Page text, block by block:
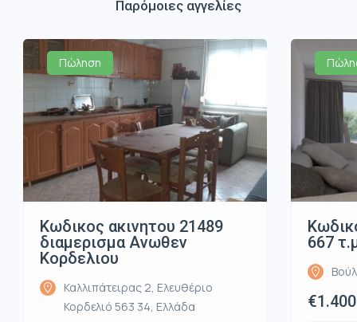
Παρόμοιες αγγελίες
Πώληση
Κωδικος ακινητου 21489
διαμερισμα Ανωθεν
Κορδελιου
Καλλιπάτειρας 2, Ελευθέριο
Κορδελιό 563 34, Ελλάδα
667